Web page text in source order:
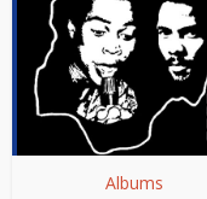
Albums